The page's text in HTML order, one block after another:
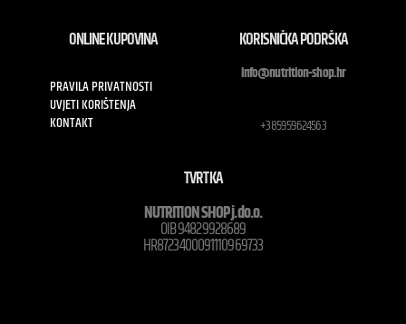
ONLINE KUPOVINA
PRAVILA PRIVATNOSTI
UVJETI KORIŠTENJA
KONTAKT
KORISNIČKA PODRŠKA
info@nutrition-shop.hr
+385959624563
TVRTKA
NUTRITION SHOP j.do.o.
OIB 94829928689
HR8723400091110969733